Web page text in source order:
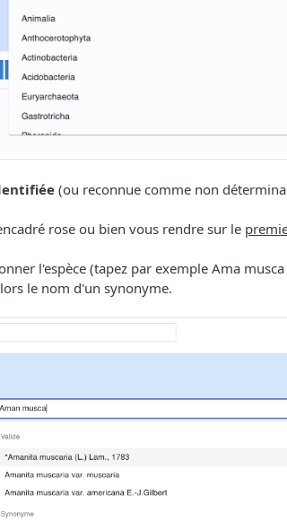
(ou reconnue comme non
rose ou bien vous rendre sur le
l'espèce (tapez par exemple Ama
le nom d'un synonyme.